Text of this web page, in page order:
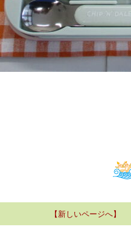
【新しいページへ】